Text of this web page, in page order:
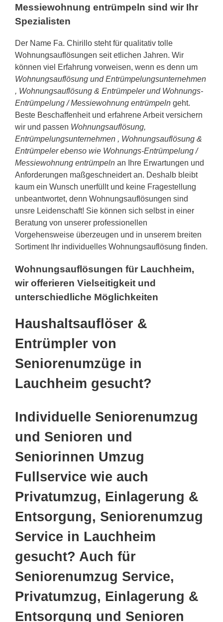
Messiewohnung entrümpeln sind wir Ihr
Spezialisten
Der Name Fa. Chirillo steht für qualitativ tolle
Wohnungsauflösungen seit etlichen Jahren. Wir
können viel Erfahrung vorweisen, wenn es denn um
Wohnungsauflösung und Entrümpelungsunternehmen
, Wohnungsauflösung & Entrümpeler und Wohnungs-
Entrümpelung / Messiewohnung entrümpeln geht.
Beste Beschaffenheit und erfahrene Arbeit versichern
wir und passen Wohnungsauflösung,
Entrümpelungsunternehmen , Wohnungsauflösung &
Entrümpeler ebenso wie Wohnungs-Entrümpelung /
Messiewohnung entrümpeln an Ihre Erwartungen und
Anforderungen maßgeschneidert an. Deshalb bleibt
kaum ein Wunsch unerfüllt und keine Fragestellung
unbeantwortet, denn Wohnungsauflösungen sind
unsre Leidenschaft! Sie können sich selbst in einer
Beratung von unserer professionellen
Vorgehensweise überzeugen und in unserem breiten
Sortiment Ihr individuelles Wohnungsauflösung finden.
Wohnungsauflösungen für Lauchheim,
wir offerieren Vielseitigkeit und
unterschiedliche Möglichkeiten
Haushaltsauflöser &
Entrümpler von
Seniorenumzüge in
Lauchheim gesucht?
Individuelle Seniorenumzug
und Senioren und
Seniorinnen Umzug
Fullservice wie auch
Privatumzug, Einlagerung &
Entsorgung, Seniorenumzug
Service in Lauchheim
gesucht? Auch für
Seniorenumzug Service,
Privatumzug, Einlagerung &
Entsorgung und Senioren